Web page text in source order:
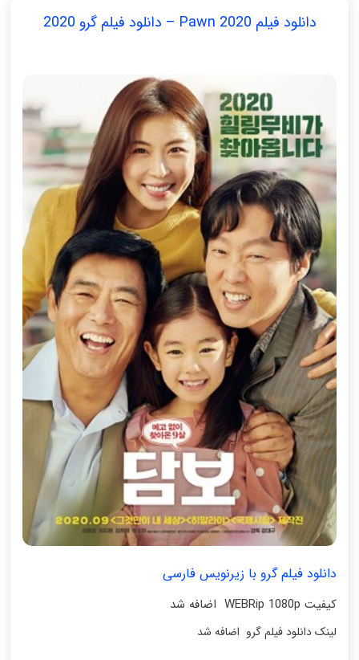
دانلود فیلم Pawn 2020 – دانلود فیلم گرو 2020
دانلود فیلم گرو با زیرنویس فارسی
کیفیت WEBRip 1080p اضافه شد
لینک دانلود فیلم گرو اضافه شد